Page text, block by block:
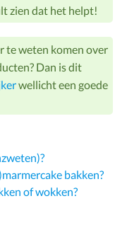
zien dat het helpt!
te weten komen over
Dan is dit
wellicht een goede
bakken?
of wokken?